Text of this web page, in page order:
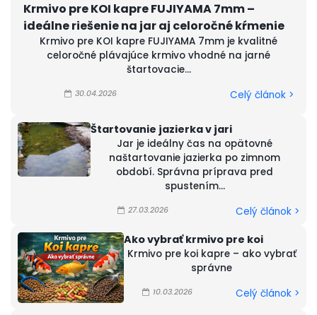
Krmivo pre KOI kapre FUJIYAMA 7mm –
ideálne riešenie na jar aj celoročné kŕmenie
30.04.2026
Krmivo pre KOI kapre FUJIYAMA 7mm je kvalitné
celoročné plávajúce krmivo vhodné na jarné
štartovacie...
Celý článok >
Štartovanie jazierka v jari
27.03.2026
Jar je ideálny čas na opätovné
naštartovanie jazierka po zimnom
období. Správna príprava pred
spustením...
Celý článok >
Ako vybrať krmivo pre koi
10.03.2026
Krmivo pre koi kapre – ako vybrať
správne
Celý článok >